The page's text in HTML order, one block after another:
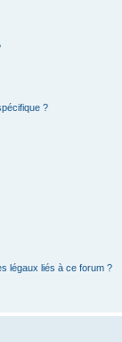
?
légaux liés à ce forum ?